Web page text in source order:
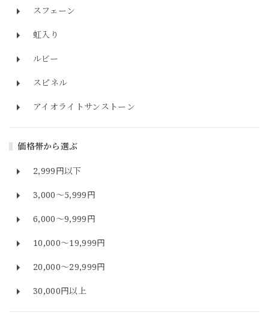
スフェーン
虹入り
ルビー
スピネル
アイオライトサンストーン
価格帯から選ぶ
2,999円以下
3,000～5,999円
6,000～9,999円
10,000～19,999円
20,000～29,999円
30,000円以上